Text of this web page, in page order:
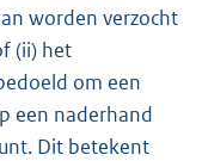
worden verzocht
(ii) het
om een
een naderhand
Dit betekent